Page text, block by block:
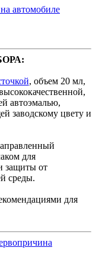
автомобиле
, объем 20 мл,
автоэмалью,
заводскому цвету и
для
защиты от
среды.
для